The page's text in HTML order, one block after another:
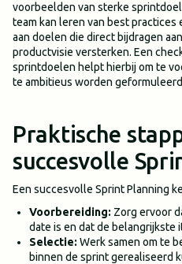
voorbeelden van sterke
team kan leren van best practices
aan doelen die direct bijdragen
productvisie versterken. Een
sprintdoelen helpt hierbij om te
te ambitieus worden
Praktische
succesvolle
Een succesvolle Sprint Planning
Voorbereiding: Zorg ervoor
date is en dat de belangrijkste
Selectie: Werk samen om te
binnen de sprint gerealiseerd